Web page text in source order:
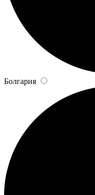
Болгария